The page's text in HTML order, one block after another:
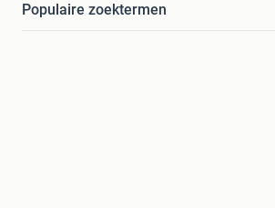
Populaire zoektermen